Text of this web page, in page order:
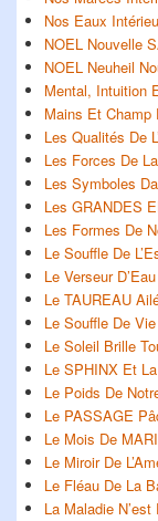
Nos Eaux
NOEL Nouvelle
NOEL Neuheil
Mental, Intuition
Mains Et Champ
Les Qualités De
Les Forces De
Les Symboles
Les GRANDES
Les Formes De
Le Souffle De
Le Verseur D’Eau
Le TAUREAU
Le Souffle De Vie
Le Soleil Brille
Le SPHINX Et
Le Poids De
Le PASSAGE
Le Mois De
Le Miroir De
Le Fléau De La
La Maladie